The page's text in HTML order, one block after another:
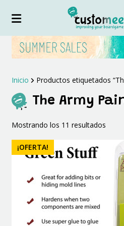
Inicio Productos etiquetados
The Army
Mostrando los 11 resultados
¡OFERTA!